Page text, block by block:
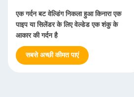
एक गर्दन बट वेल्डिंग निकला हुआ किनारा एक
पाइप या सिलेंडर के लिए वेल्डेड एक शंकु के
आकार की गर्दन है
सबसे अच्छी कीमत पाएं